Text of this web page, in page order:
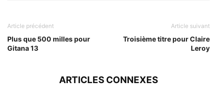
Article précédent
Plus que 500 milles pour
Gitana 13
Article suivant
Troisième titre pour Claire
Leroy
ARTICLES CONNEXES